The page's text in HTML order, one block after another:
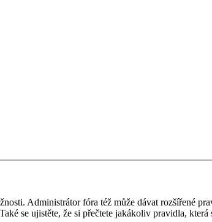
Administrátor fóra též může dávat rozšířené
se ujistěte, že si přečtete jakákoliv pravidla, která